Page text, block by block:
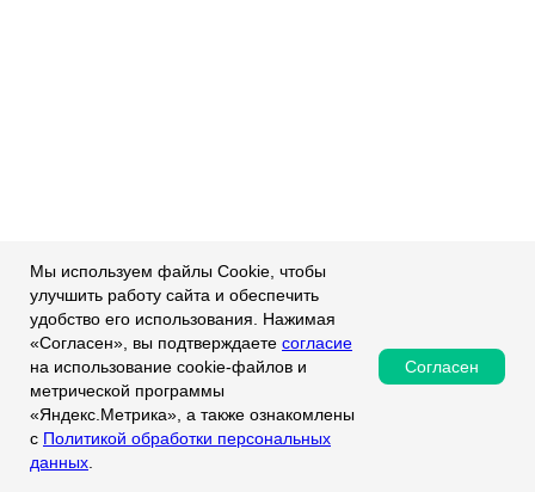
Мы используем файлы Cookie, чтобы
улучшить работу сайта и обеспечить
удобство его использования. Нажимая
«Согласен», вы подтверждаете согласие
на использование cookie-файлов и
метрической программы
«Яндекс.Метрика», а также ознакомлены
с Политикой обработки персональных
данных
Согласен